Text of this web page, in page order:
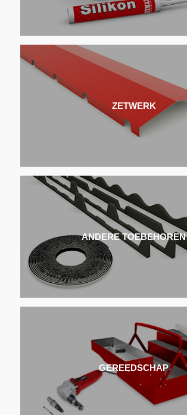
ZETWERK
ANDERE TOEBEHOREN
GEREEDSCHAP